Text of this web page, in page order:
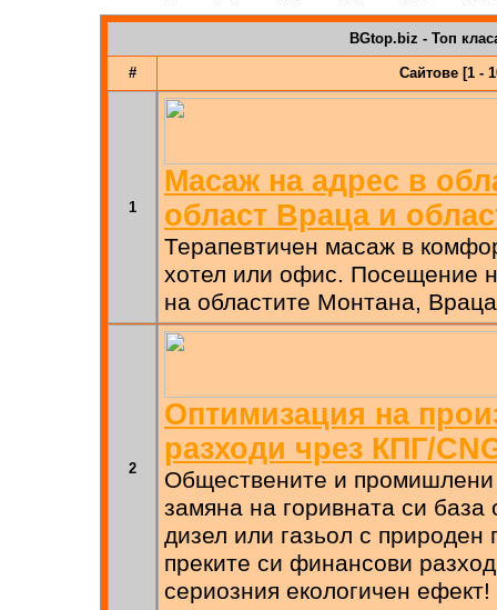
BGtop.biz - Топ
# Сайтове [1 -
1
Масаж на адрес в
област Враца и
Терапевтичен масаж в
хотел или офис. Посещение
на областите Монтана,
2
Оптимизация на
разходи чрез КПГ/
Обществените и промишлени
замяна на горивната си база
дизел или газьол с природен
преките си финансови
сериозния екологичен ефект!